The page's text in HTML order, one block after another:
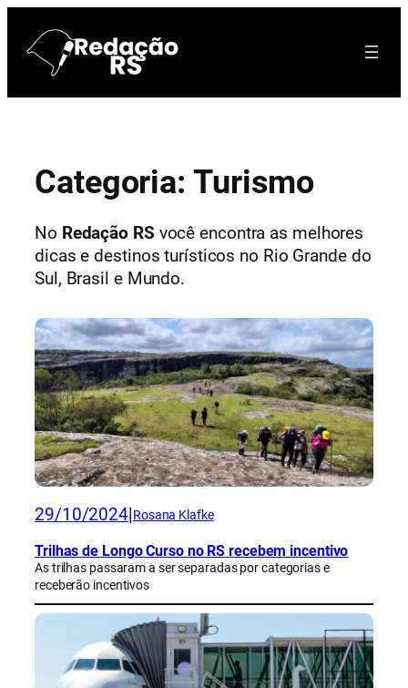
para
Categoria: Turismo
No Redação RS você encontra as melhores
dicas e destinos turísticos no Rio Grande do
Sul, Brasil e Mundo.
29/10/2024 Rosana Klafke
Trilhas de Longo Curso no RS recebem incentivo
As trilhas passaram a ser separadas por categorias e
receberão incentivos